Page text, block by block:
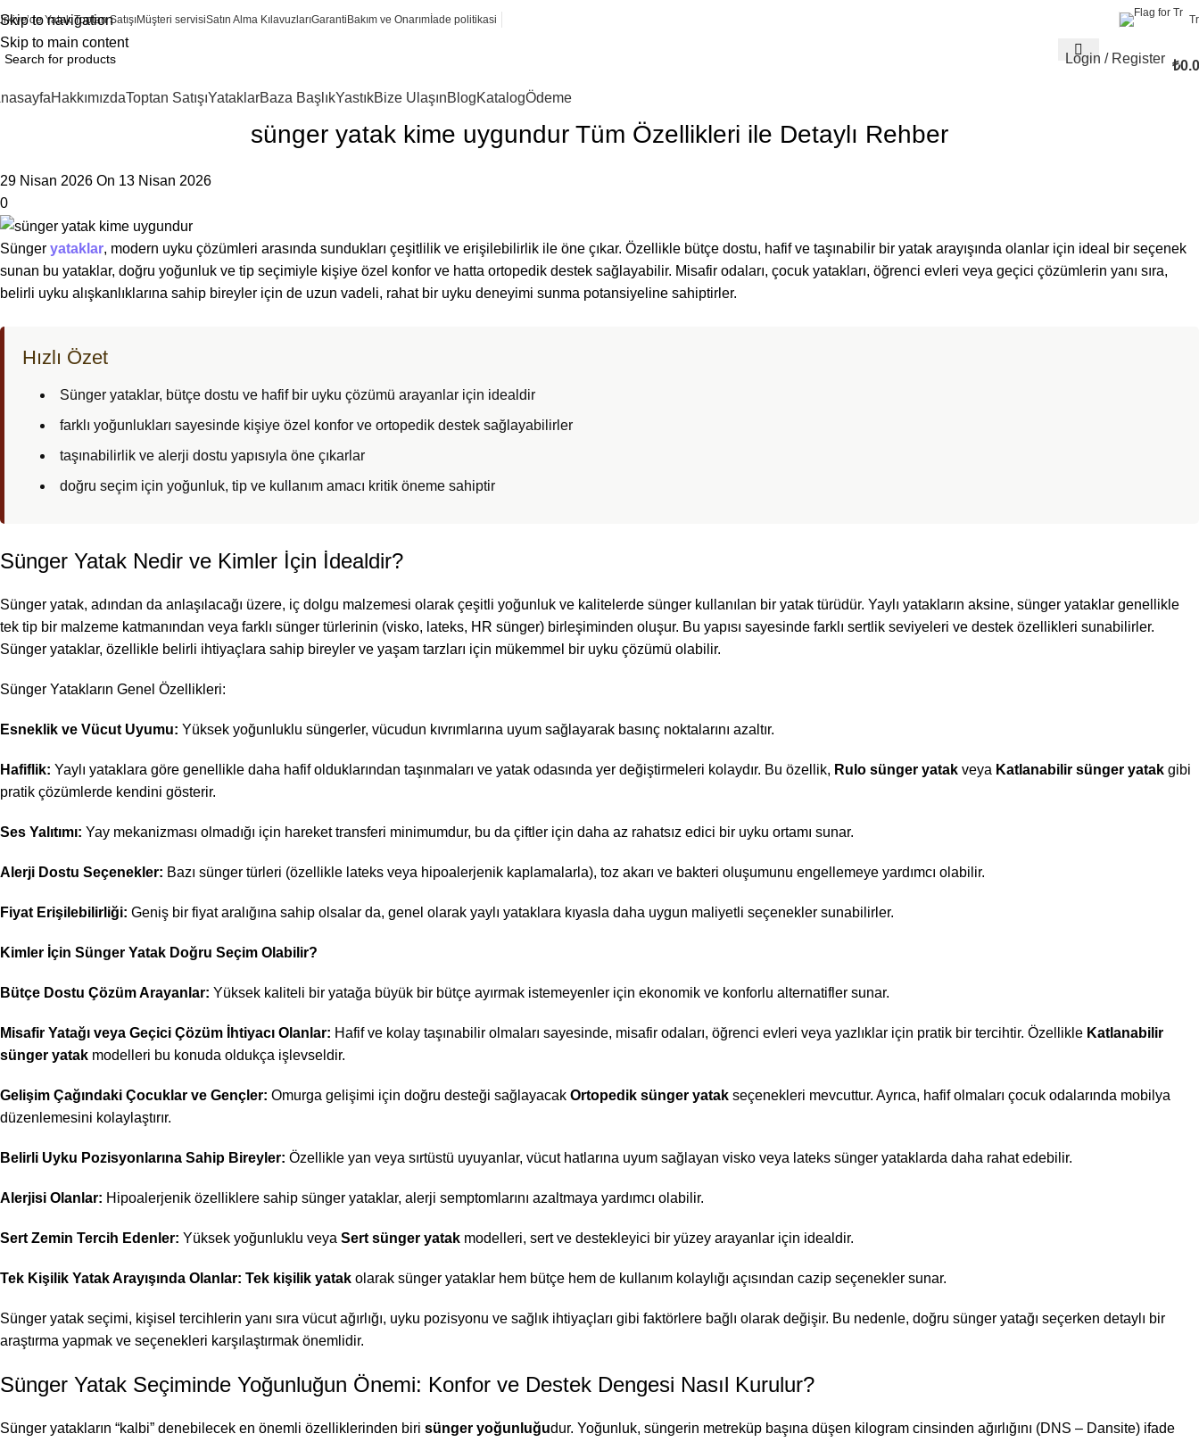
Skip to navigation
Skip to main content
Yatak Toptan SatışıMüşteri servisiSatın Alma KılavuzlarıGarantiBakım ve Onarımİade politikasi Tr
Login / Register ₺
HakkımızdaToptan SatışıYataklarBaza BaşlıkYastıkBize UlaşınBlogKatalogÖdeme
sünger yatak kime uygundur Tüm Özellikleri ile Detaylı Rehber
29 Nisan 2026 On 13 Nisan 2026
0
Sünger yataklar, modern uyku çözümleri arasında sundukları çeşitlilik ve erişilebilirlik ile öne çıkar. Özellikle bütçe dostu, hafif ve taşınabilir bir yatak arayışında olanlar için ideal bir seçenek
sunan bu yataklar, doğru yoğunluk ve tip seçimiyle kişiye özel konfor ve hatta ortopedik destek sağlayabilir. Misafir odaları, çocuk yatakları, öğrenci evleri veya geçici çözümlerin yanı sıra,
belirli uyku alışkanlıklarına sahip bireyler için de uzun vadeli, rahat bir uyku deneyimi sunma potansiyeline sahiptirler.
Hızlı Özet
Sünger yataklar, bütçe dostu ve hafif bir uyku çözümü arayanlar için idealdir
farklı yoğunlukları sayesinde kişiye özel konfor ve ortopedik destek sağlayabilirler
taşınabilirlik ve alerji dostu yapısıyla öne çıkarlar
doğru seçim için yoğunluk, tip ve kullanım amacı kritik öneme sahiptir
Sünger Yatak Nedir ve Kimler İçin İdealdir?
Sünger yatak, adından da anlaşılacağı üzere, iç dolgu malzemesi olarak çeşitli yoğunluk ve kalitelerde sünger kullanılan bir yatak türüdür. Yaylı yatakların aksine, sünger yataklar genellikle
tek tip bir malzeme katmanından veya farklı sünger türlerinin (visko, lateks, HR sünger) birleşiminden oluşur. Bu yapısı sayesinde farklı sertlik seviyeleri ve destek özellikleri sunabilirler.
Sünger yataklar, özellikle belirli ihtiyaçlara sahip bireyler ve yaşam tarzları için mükemmel bir uyku çözümü olabilir.
Sünger Yatakların Genel Özellikleri:
Esneklik ve Vücut Uyumu: Yüksek yoğunluklu süngerler, vücudun kıvrımlarına uyum sağlayarak basınç noktalarını azaltır.
Hafiflik: Yaylı yataklara göre genellikle daha hafif olduklarından taşınmaları ve yatak odasında yer değiştirmeleri kolaydır. Bu özellik, Rulo sünger yatak veya Katlanabilir sünger yatak gibi
pratik çözümlerde kendini gösterir.
Ses Yalıtımı: Yay mekanizması olmadığı için hareket transferi minimumdur, bu da çiftler için daha az rahatsız edici bir uyku ortamı sunar.
Alerji Dostu Seçenekler: Bazı sünger türleri (özellikle lateks veya hipoalerjenik kaplamalarla), toz akarı ve bakteri oluşumunu engellemeye yardımcı olabilir.
Fiyat Erişilebilirliği: Geniş bir fiyat aralığına sahip olsalar da, genel olarak yaylı yataklara kıyasla daha uygun maliyetli seçenekler sunabilirler.
Kimler İçin Sünger Yatak Doğru Seçim Olabilir?
Bütçe Dostu Çözüm Arayanlar: Yüksek kaliteli bir yatağa büyük bir bütçe ayırmak istemeyenler için ekonomik ve konforlu alternatifler sunar.
Misafir Yatağı veya Geçici Çözüm İhtiyacı Olanlar: Hafif ve kolay taşınabilir olmaları sayesinde, misafir odaları, öğrenci evleri veya yazlıklar için pratik bir tercihtir. Özellikle Katlanabilir
sünger yatak modelleri bu konuda oldukça işlevseldir.
Gelişim Çağındaki Çocuklar ve Gençler: Omurga gelişimi için doğru desteği sağlayacak Ortopedik sünger yatak seçenekleri mevcuttur. Ayrıca, hafif olmaları çocuk odalarında mobilya
düzenlemesini kolaylaştırır.
Belirli Uyku Pozisyonlarına Sahip Bireyler: Özellikle yan veya sırtüstü uyuyanlar, vücut hatlarına uyum sağlayan visko veya lateks sünger yataklarda daha rahat edebilir.
Alerjisi Olanlar: Hipoalerjenik özelliklere sahip sünger yataklar, alerji semptomlarını azaltmaya yardımcı olabilir.
Sert Zemin Tercih Edenler: Yüksek yoğunluklu veya Sert sünger yatak modelleri, sert ve destekleyici bir yüzey arayanlar için idealdir.
Tek Kişilik Yatak Arayışında Olanlar: Tek kişilik yatak olarak sünger yataklar hem bütçe hem de kullanım kolaylığı açısından cazip seçenekler sunar.
Sünger yatak seçimi, kişisel tercihlerin yanı sıra vücut ağırlığı, uyku pozisyonu ve sağlık ihtiyaçları gibi faktörlere bağlı olarak değişir. Bu nedenle, doğru sünger yatağı seçerken detaylı bir
araştırma yapmak ve seçenekleri karşılaştırmak önemlidir.
Sünger Yatak Seçiminde Yoğunluğun Önemi: Konfor ve Destek Dengesi Nasıl Kurulur?
Sünger yatakların “kalbi” denebilecek en önemli özelliklerinden biri sünger yoğunluğudur. Yoğunluk, süngerin metreküp başına düşen kilogram cinsinden ağırlığını (DNS – Dansite) ifade